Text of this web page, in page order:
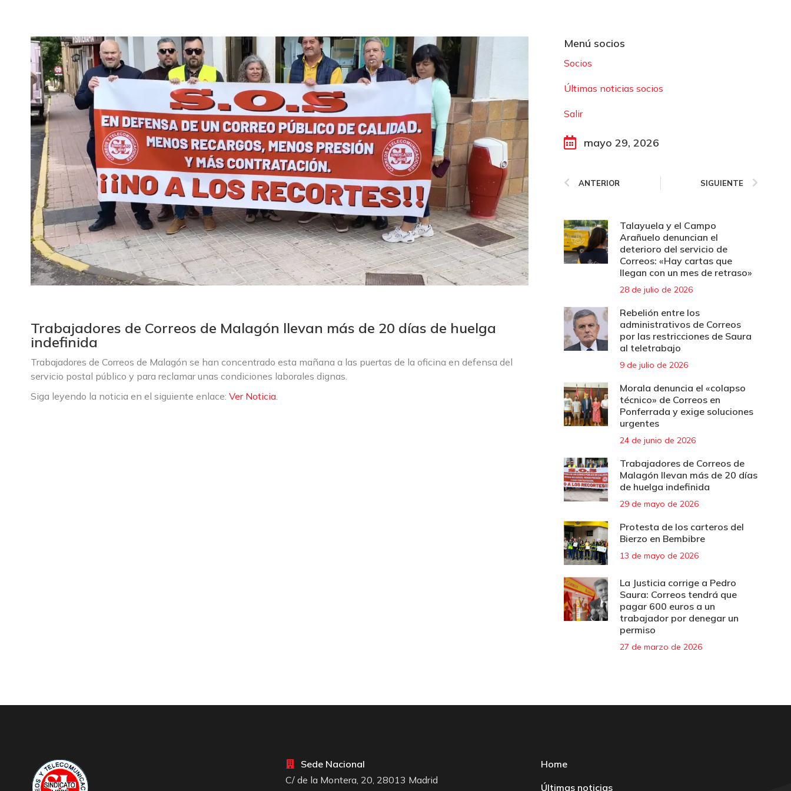
Trabajadores de Correos de Malagón llevan más de 20 días de huelga
indefinida
Trabajadores de Correos de Malagón se han concentrado esta mañana a las puertas de la oficina en defensa del
servicio postal público y para reclamar unas condiciones laborales dignas.
Siga leyendo la noticia en el siguiente enlace: Ver Noticia
Menú socios
Socios
Últimas noticias socios
Salir
mayo 29, 2026
ANTERIOR SIGUIENTE
Talayuela y el Campo
Arañuelo denuncian el
deterioro del servicio de
Correos: «Hay cartas que
llegan con un mes de retraso»
28 de julio de 2026
Rebelión entre los
administrativos de Correos
por las restricciones de Saura
al teletrabajo
9 de julio de 2026
Morala denuncia el «colapso
técnico» de Correos en
Ponferrada y exige soluciones
urgentes
24 de junio de 2026
Trabajadores de Correos de
Malagón llevan más de 20 días
de huelga indefinida
29 de mayo de 2026
Protesta de los carteros del
Bierzo en Bembibre
13 de mayo de 2026
La Justicia corrige a Pedro
Saura: Correos tendrá que
pagar 600 euros a un
trabajador por denegar un
permiso
27 de marzo de 2026
Sede Nacional
C/ de la Montera, 20, 28013 Madrid
Home
Últimas noticias